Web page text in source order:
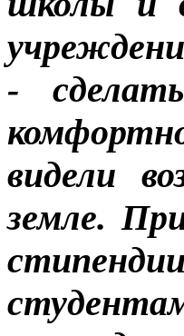
-
видели
земле.